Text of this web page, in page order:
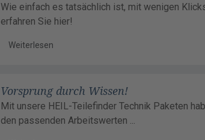
Wie einfach es tatsächlich ist, mit wenigen
erfahren Sie hier!
Weiterlesen
Vorsprung durch Wissen!
Mit unsere HEIL-Teilefinder Technik Paketen
den passenden Arbeitswerten ...